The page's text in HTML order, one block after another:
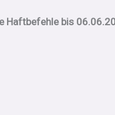
Haftbefehle bis